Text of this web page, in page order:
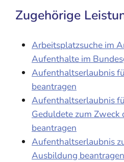
Zugehörige
Arbeitsplatzsuche im
Aufenthalte im
Aufenthaltserlaubnis
beantragen
Aufenthaltserlaubnis
Geduldete zum Zweck
beantragen
Aufenthaltserlaubnis
Ausbildung beantragen